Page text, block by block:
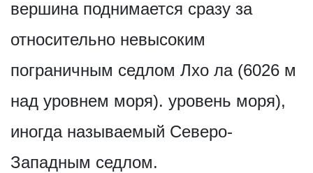
вершина поднимается сразу за
относительно невысоким
пограничным седлом Лхо ла (6026 м
над уровнем моря). уровень моря),
иногда называемый Северо-
Западным седлом.